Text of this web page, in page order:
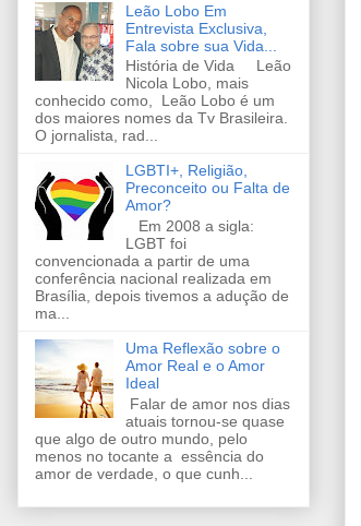
Leão Lobo Em
Entrevista Exclusiva,
Fala sobre sua Vida...
História de Vida Leão
Nicola Lobo, mais
conhecido como, Leão Lobo é um
dos maiores nomes da Tv Brasileira.
O jornalista, rad...
LGBTI+, Religião,
Preconceito ou Falta de
Amor?
Em 2008 a sigla:
LGBT foi
convencionada a partir de uma
conferência nacional realizada em
Brasília, depois tivemos a adução de
ma...
Uma Reflexão sobre o
Amor Real e o Amor
Ideal
Falar de amor nos dias
atuais tornou-se quase
que algo de outro mundo, pelo
menos no tocante a essência do
amor de verdade, o que cunh...